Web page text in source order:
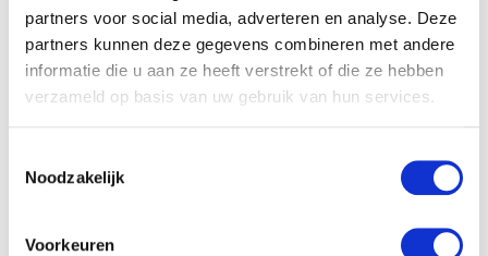
partners voor social media, adverteren en analyse. Deze
partners kunnen deze gegevens combineren met andere
informatie die u aan ze heeft verstrekt of die ze hebben
verzameld op basis van uw gebruik van hun services.
Noodzakelijk
Voorkeuren